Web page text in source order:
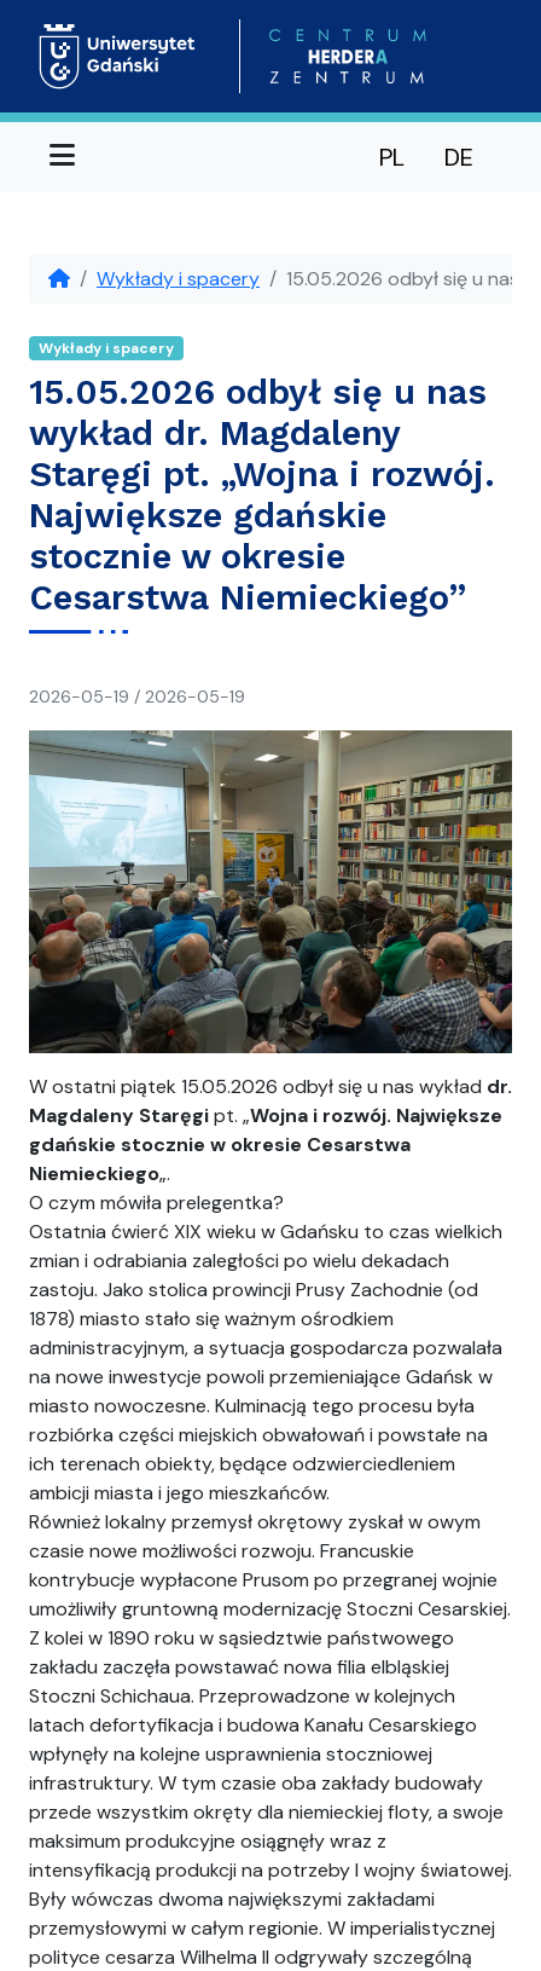
Menu PL DE
Wykłady i spacery 15.05.2026 odbył się u nas
Wykłady i spacery
15.05.2026 odbył się u nas
wykład dr. Magdaleny
Staręgi pt. „Wojna i rozwój.
Największe gdańskie
stocznie w okresie
Cesarstwa Niemieckiego”
2026-05-19 / 2026-05-19
W ostatni piątek 15.05.2026 odbył się u nas wykład dr.
Magdaleny Staręgipt. „Wojna i rozwój. Największe
gdańskie stocznie w okresie Cesarstwa
Niemieckiego„.
O czym mówiła prelegentka?
Ostatnia ćwierć XIX wieku w Gdańsku to czas wielkich
zmian i odrabiania zaległości po wielu dekadach
zastoju. Jako stolica prowincji Prusy Zachodnie (od
1878) miasto stało się ważnym ośrodkiem
administracyjnym, a sytuacja gospodarcza pozwalała
na nowe inwestycje powoli przemieniające Gdańsk w
miasto nowoczesne. Kulminacją tego procesu była
rozbiórka części miejskich obwałowań i powstałe na
ich terenach obiekty, będące odzwierciedleniem
ambicji miasta i jego mieszkańców.
Również lokalny przemysł okrętowy zyskał w owym
czasie nowe możliwości rozwoju. Francuskie
kontrybucje wypłacone Prusom po przegranej wojnie
umożliwiły gruntowną modernizację Stoczni Cesarskiej.
Z kolei w 1890 roku w sąsiedztwie państwowego
zakładu zaczęła powstawać nowa filia elbląskiej
Stoczni Schichaua. Przeprowadzone w kolejnych
latach defortyfikacja i budowa Kanału Cesarskiego
wpłynęły na kolejne usprawnienia stoczniowej
infrastruktury. W tym czasie oba zakłady budowały
przede wszystkim okręty dla niemieckiej floty, a swoje
maksimum produkcyjne osiągnęły wraz z
intensyfikacją produkcji na potrzeby I wojny światowej.
Były wówczas dwoma największymi zakładami
przemysłowymi w całym regionie. W imperialistycznej
polityce cesarza Wilhelma II odgrywały szczególną